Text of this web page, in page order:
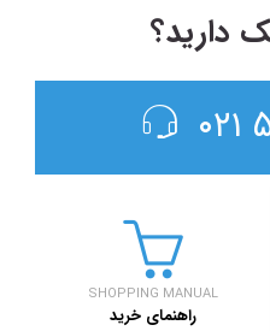
دارید؟
SHOPPING MANUAL
راهنمای خرید